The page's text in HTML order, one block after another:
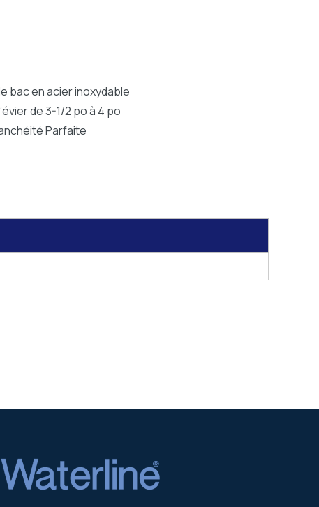
bac en acier inoxydable
de 3-1/2 po à 4 po
Parfaite